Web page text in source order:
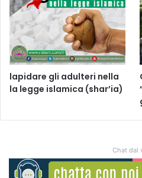
lapidare gli adulteri nella
la legge islamica (shar’ia)
Chat dal